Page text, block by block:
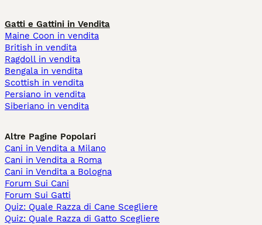
Gatti e Gattini in Vendita
Maine Coon in vendita
British in vendita
Ragdoll in vendita
Bengala in vendita
Scottish in vendita
Persiano in vendita
Siberiano in vendita
Altre Pagine Popolari
Cani in Vendita a Milano
Cani in Vendita a Roma
Cani in Vendita a Bologna
Forum Sui Cani
Forum Sui Gatti
Quiz: Quale Razza di Cane Scegliere
Quiz: Quale Razza di Gatto Scegliere